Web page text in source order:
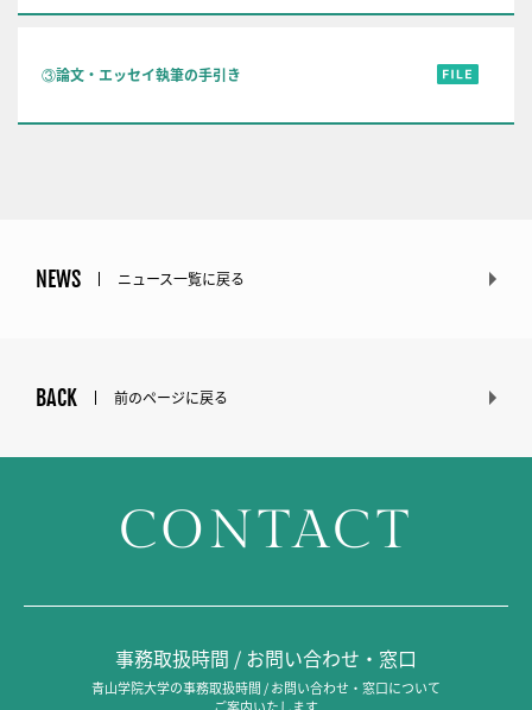
③論文・エッセイ執筆の手引き
NEWS ニュース一覧に戻る
BACK 前のページに戻る
CONTACT
事務取扱時間 / お問い合わせ・窓口
青山学院大学の事務取扱時間 / お問い合わせ・窓口について